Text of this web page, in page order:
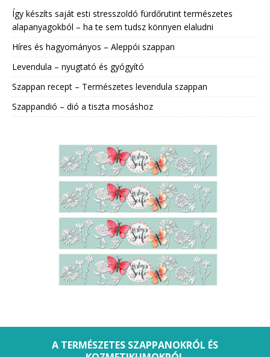
Így készíts saját esti stresszoldó fürdőrutint természetes
alapanyagokból – ha te sem tudsz könnyen elaludni
Híres és hagyományos – Aleppói szappan
Levendula – nyugtató és gyógyító
Szappan recept – Természetes levendula szappan
Szappandió – dió a tiszta mosáshoz
A TERMÉSZETES SZAPPANOKRÓL ÉS